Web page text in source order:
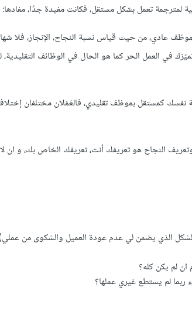
تعمل بشكل مستقل، فكانت مفيدة جدًا، مفادها:
عادي، من حيث قياس نسبة النجاح، الإنجاز، فلا
في العمل الحر كما هو الحال في الوظائف
نفسك كمستقل بموظف تقليدي، فالعَمَلان مختلفان إختلاف
النجاح هو تعريفك أنت، تعريفك الخاص بك، و ان
الذي يضمن لي عدم عودة العميل والشكوى من
لم يكن كله؟
ربما لم يستطع غيري عملها؟